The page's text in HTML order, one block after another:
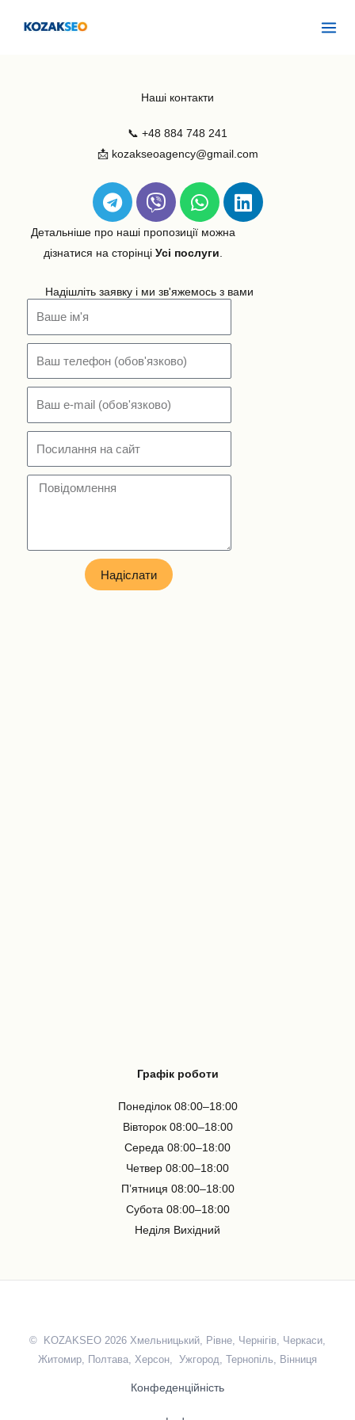
Наші контакти
📞 +48 884 748 241
📩 kozakseoagency@gmail.com
T
e
l
e
r
m
V
i
b
e
W
h
a
t
a
p
L
i
d
Детальніше про наші пропозиції можна
дізнатися на сторінці Усі послуги
Надішліть заявку і ми зв'яжемось з вами
Надіслати
Графік роботи
Понеділок 08:00–18:00
Вівторок 08:00–18:00
Середа 08:00–18:00
Четвер 08:00–18:00
Пʼятниця 08:00–18:00
Субота 08:00–18:00
Неділя Вихідний
© KOZAKSEO 2026 Хмельницький, Рівне, Чернігів, Черкаси,
Житомир, Полтава, Херсон, Ужгород, Тернопіль, Вінниця
Конфеденційність